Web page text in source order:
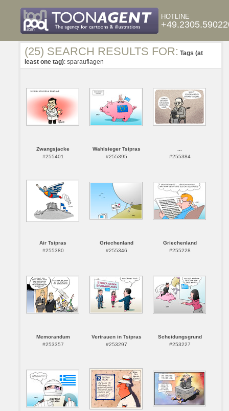
HOTLINE
(25) SEARCH RESULTS FOR: Tags (at
least one tag): sparauflagen
Zwangsjacke
#255401
Wahlsieger Tsipras
#255395
#255384
Air Tsipras
#255380
Griechenland
#255346
Griechenland
#255228
Memorandum
#253357
Vertrauen in Tsipras
#253297
Scheidungsgrund
#253227